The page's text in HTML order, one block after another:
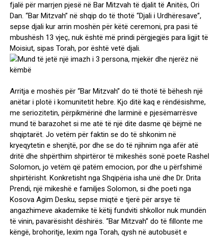
fjalë për marrjen pjesë në Bar Mitzvah të djalit të Anitës, Ori
Dan. “Bar Mitzvah” në shqip do të thotë “Djali i Urdhëresave”,
sepse djali kur arrin moshën për këtë ceremoni, pra pasi të
mbushësh 13 vjeç, nuk është më prindi përgjegjës para ligjit të
Moisiut, sipas Torah, por është vetë djali.
Arritja e moshës për “Bar Mitzvah” do të thotë të bëhesh një
anëtar i plotë i komunitetit hebre. Kjo ditë kaq e rëndësishme,
me seriozitetin, përpikmërinë dhe larminë e pjesëmarrësve
mund të barazohet si me atë të një dite dasme që bëjmë ne
shqiptarët. Jo vetëm për faktin se do të shkonim në
kryeqytetin e shenjtë, por dhe se do të njihnim nga afër atë
dritë dhe shpërthim shpirtëror të mikeshës sonë poete Rashel
Solomon, jo vetëm që patëm emocion, por dhe u përfshimë
shpirtërisht. Konkretisht nga Shqipëria isha unë dhe Dr. Drita
Prendi, një mikeshë e familjes Solomon, si dhe poeti nga
Kosova Agim Desku, sepse miqtë e tjerë për arsye të
angazhimeve akademike të këtij fundviti shkollor nuk mundën
të vinin, pavarësisht dëshirës. “Bar Mitzvah” do të fillonte me
këngë, brohoritje, lexim nga Torah, qysh në autobusët e